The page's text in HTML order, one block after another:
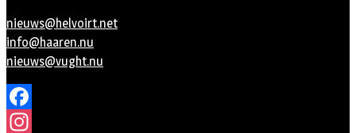
nieuws@helvoirt.net
info@haaren.nu
nieuws@vught.nu
Facebook